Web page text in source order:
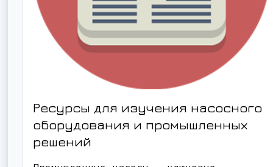
Ресурсы для изучения насосного
оборудования и промышленных
решений